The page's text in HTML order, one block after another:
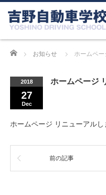
Home お知らせ ホームペー
2018
27
Dec
ホームページ
ホームページ リニューアルし
前の記事